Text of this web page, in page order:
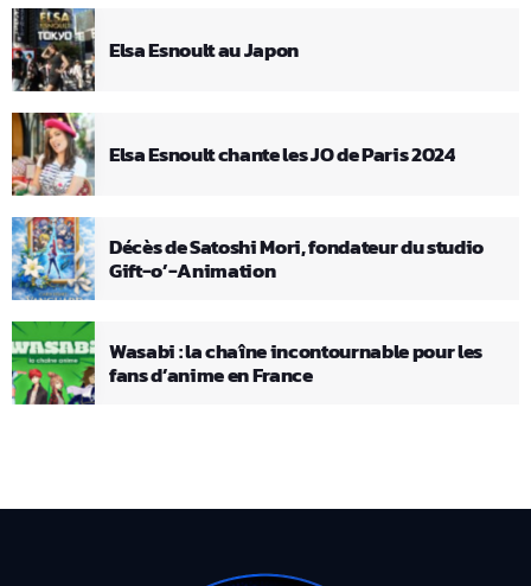
Elsa Esnoult au Japon
Elsa Esnoult chante les JO de Paris 2024
Décès de Satoshi Mori, fondateur du studio
Gift-o’-Animation
Wasabi : la chaîne incontournable pour les
fans d’anime en France